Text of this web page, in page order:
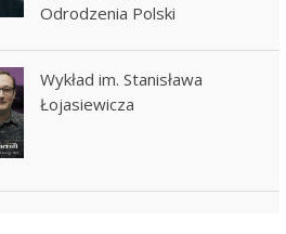
Odrodzenia Polski
Wykład im. Stanisława
Łojasiewicza